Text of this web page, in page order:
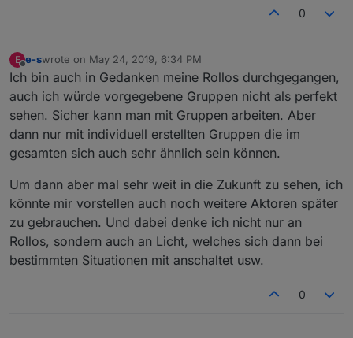
Bei mir ist es wirklich nur der Rollladen in dem
festgelegte Helligkeit. alles andere läuft automatisch.
Dann kamen die Ausnahmen: Kind konnte morgens
länger schlafen, weil erste Stunde frei; Besuch war
da...
vollautomatisch (mit unterschiedlichen Zeiten und
Höhen je Zimmer).
@ simatecsagte in[Aufruf] Neuer Adapter
ioBroker.shuttercontrol :
Gruppen können wir natürlich noch viele
kreieren
Aber es gibt deutlich weniger sinnvolle
Gruppierungsmöglichkeiten als individuelle
Wir sollten dringend mal diverse Bierchen trinken
0
E
Offline
e-swrote on May 24, 2019, 6:34 PM
last edited by
Ich bin auch in Gedanken meine Rollos durchgegangen,
auch ich würde vorgegebene Gruppen nicht als perfekt
sehen. Sicher kann man mit Gruppen arbeiten. Aber
dann nur mit individuell erstellten Gruppen die im
gesamten sich auch sehr ähnlich sein können.
Um dann aber mal sehr weit in die Zukunft zu sehen, ich
könnte mir vorstellen auch noch weitere Aktoren später
zu gebrauchen. Und dabei denke ich nicht nur an
Rollos, sondern auch an Licht, welches sich dann bei
bestimmten Situationen mit anschaltet usw.
0